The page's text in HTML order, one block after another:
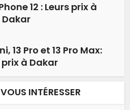
12 : Leurs prix à
Dakar
13 Pro et 13 Pro Max:
prix à Dakar
INTÉRESSER